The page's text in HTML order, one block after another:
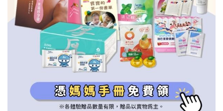
信誼基金會
2022信誼年度報告
2023信誼年度報告
附設幼兒園
小袋鼠幼師網